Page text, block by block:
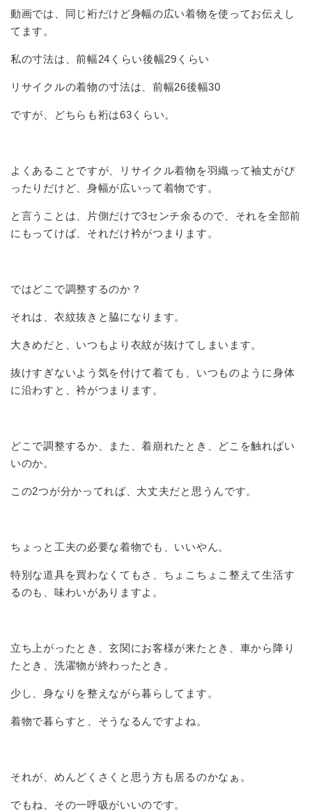
動画では、同じ裄だけど身幅の広い着物を使ってお伝えし
てます。
私の寸法は、前幅24くらい後幅29くらい
リサイクルの着物の寸法は、前幅26後幅30
ですが、どちらも裄は63くらい。
よくあることですが、リサイクル着物を羽織って袖丈がぴ
ったりだけど、身幅が広いって着物です。
と言うことは、片側だけで3センチ余るので、それを全部前
にもってけば、それだけ衿がつまります。
ではどこで調整するのか？
それは、衣紋抜きと脇になります。
大きめだと、いつもより衣紋が抜けてしまいます。
抜けすぎないよう気を付けて着ても、いつものように身体
に沿わすと、衿がつまります。
どこで調整するか、また、着崩れたとき、どこを触ればい
いのか。
この2つが分かってれば、大丈夫だと思うんです。
ちょっと工夫の必要な着物でも、いいやん。
特別な道具を買わなくてもさ、ちょこちょこ整えて生活す
るのも、味わいがありますよ。
立ち上がったとき、玄関にお客様が来たとき、車から降り
たとき、洗濯物が終わったとき。
少し、身なりを整えながら暮らしてます。
着物で暮らすと、そうなるんですよね。
それが、めんどくさくと思う方も居るのかなぁ。
でもね、その一呼吸がいいのです。